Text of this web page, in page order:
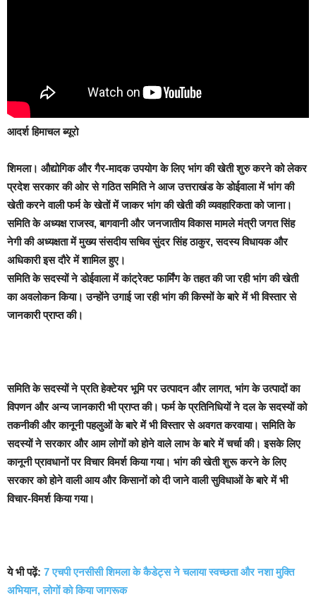
आदर्श हिमाचल ब्यूरो
शिमला। औद्योगिक और गैर-मादक उपयोग के लिए भांग की खेती शुरु करने को लेकर
प्रदेश सरकार की ओर से गठित समिति ने आज उत्तराखंड के डोईवाला में भांग की
खेती करने वाली फर्म के खेतों में जाकर भांग की खेती की व्यवहारिकता को जाना।
समिति के अध्यक्ष राजस्व, बागवानी और जनजातीय विकास मामले मंत्री जगत सिंह
नेगी की अध्यक्षता में मुख्य संसदीय सचिव सुंदर सिंह ठाकुर, सदस्य विधायक और
अधिकारी इस दौरे में शामिल हुए।
समिति के सदस्यों ने डोईवाला में कांट्रेक्ट फार्मिंग के तहत की जा रही भांग की खेती
का अवलोकन किया। उन्होंने उगाई जा रही भांग की किस्मों के बारे में भी विस्तार से
जानकारी प्राप्त की।
समिति के सदस्यों ने प्रति हेक्टेयर भूमि पर उत्पादन और लागत, भांग के उत्पादों का
विपणन और अन्य जानकारी भी प्राप्त की। फर्म के प्रतिनिधियों ने दल के सदस्यों को
तकनीकी और कानूनी पहलुओं के बारे में भी विस्तार से अवगत करवाया। समिति के
सदस्यों ने सरकार और आम लोगों को होने वाले लाभ के बारे में चर्चा की। इसके लिए
कानूनी प्रावधानों पर विचार विमर्श किया गया। भांग की खेती शुरू करने के लिए
सरकार को होने वाली आय और किसानों को दी जाने वाली सुविधाओं के बारे में भी
विचार-विमर्श किया गया।
ये भी पढ़ें: 7 एचपी एनसीसी शिमला के कैडेट्स ने चलाया स्वच्छता और नशा मुक्ति
अभियान, लोगों को किया जागरूक